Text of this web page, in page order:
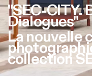
"SEC-CITY.
Dialogues"
La nouvelle
collection